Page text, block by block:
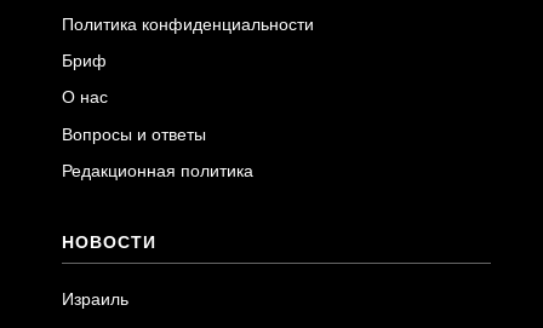
Политика конфиденциальности
Бриф
О нас
Вопросы и ответы
Редакционная политика
НОВОСТИ
Израиль